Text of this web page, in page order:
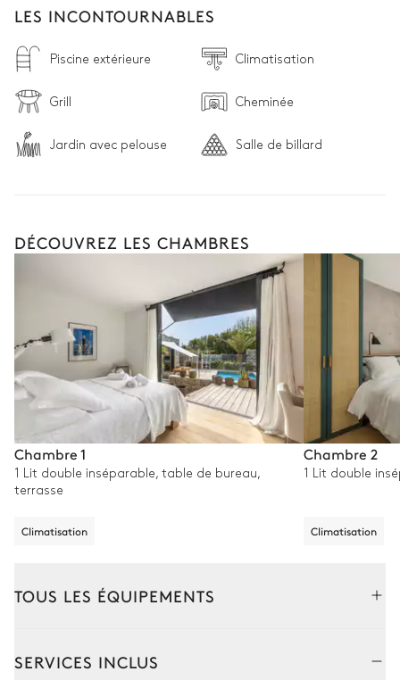
LES INCONTOURNABLES
Piscine extérieure Climatisation
Grill Cheminée
Jardin avec pelouse Salle de billard
DÉCOUVREZ LES CHAMBRES
Chambre 1
1 Lit double inséparable, table de bureau,
terrasse
Climatisation
Chambre 2
1 Lit double
Climatisation
TOUS LES ÉQUIPEMENTS
SERVICES INCLUS